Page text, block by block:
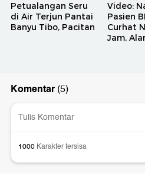
Petualangan Seru
di Air Terjun Pantai
Banyu Tibo, Pacitan
Video:
Pasien
Curhat
Jam,